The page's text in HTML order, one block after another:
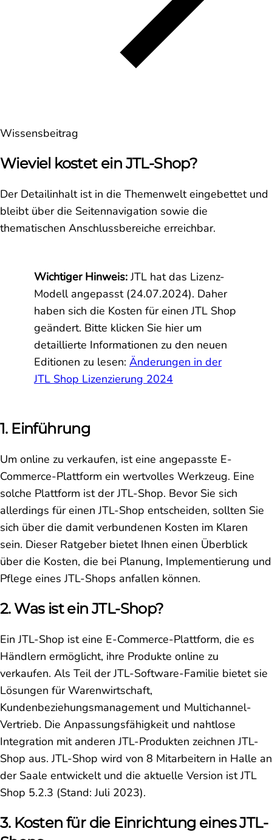
Wissensbeitrag
Wieviel kostet ein JTL-Shop?
Der Detailinhalt ist in die Themenwelt eingebettet und
bleibt über die Seitennavigation sowie die
thematischen Anschlussbereiche erreichbar.
Wichtiger Hinweis:JTL hat das Lizenz-
Modell angepasst (24.07.2024). Daher
haben sich die Kosten für einen JTL Shop
geändert. Bitte klicken Sie hier um
detaillierte Informationen zu den neuen
Editionen zu lesen: Änderungen in der
JTL Shop Lizenzierung 2024
1. Einführung
Um online zu verkaufen, ist eine angepasste E-
Commerce-Plattform ein wertvolles Werkzeug. Eine
solche Plattform ist der JTL-Shop. Bevor Sie sich
allerdings für einen JTL-Shop entscheiden, sollten Sie
sich über die damit verbundenen Kosten im Klaren
sein. Dieser Ratgeber bietet Ihnen einen Überblick
über die Kosten, die bei Planung, Implementierung und
Pflege eines JTL-Shops anfallen können.
2. Was ist ein JTL-Shop?
Ein JTL-Shop ist eine E-Commerce-Plattform, die es
Händlern ermöglicht, ihre Produkte online zu
verkaufen. Als Teil der JTL-Software-Familie bietet sie
Lösungen für Warenwirtschaft,
Kundenbeziehungsmanagement und Multichannel-
Vertrieb. Die Anpassungsfähigkeit und nahtlose
Integration mit anderen JTL-Produkten zeichnen JTL-
Shop aus. JTL-Shop wird von 8 Mitarbeitern in Halle an
der Saale entwickelt und die aktuelle Version ist JTL
Shop 5.2.3 (Stand: Juli 2023).
3. Kosten für die Einrichtung eines JTL-